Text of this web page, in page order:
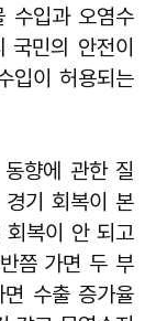
수입과 오염수
민의 안전이
입이 허용되는
향에 관한 질
기 회복이 본
회복이 안 되고
쯤 가면 두 부
수출 증가율